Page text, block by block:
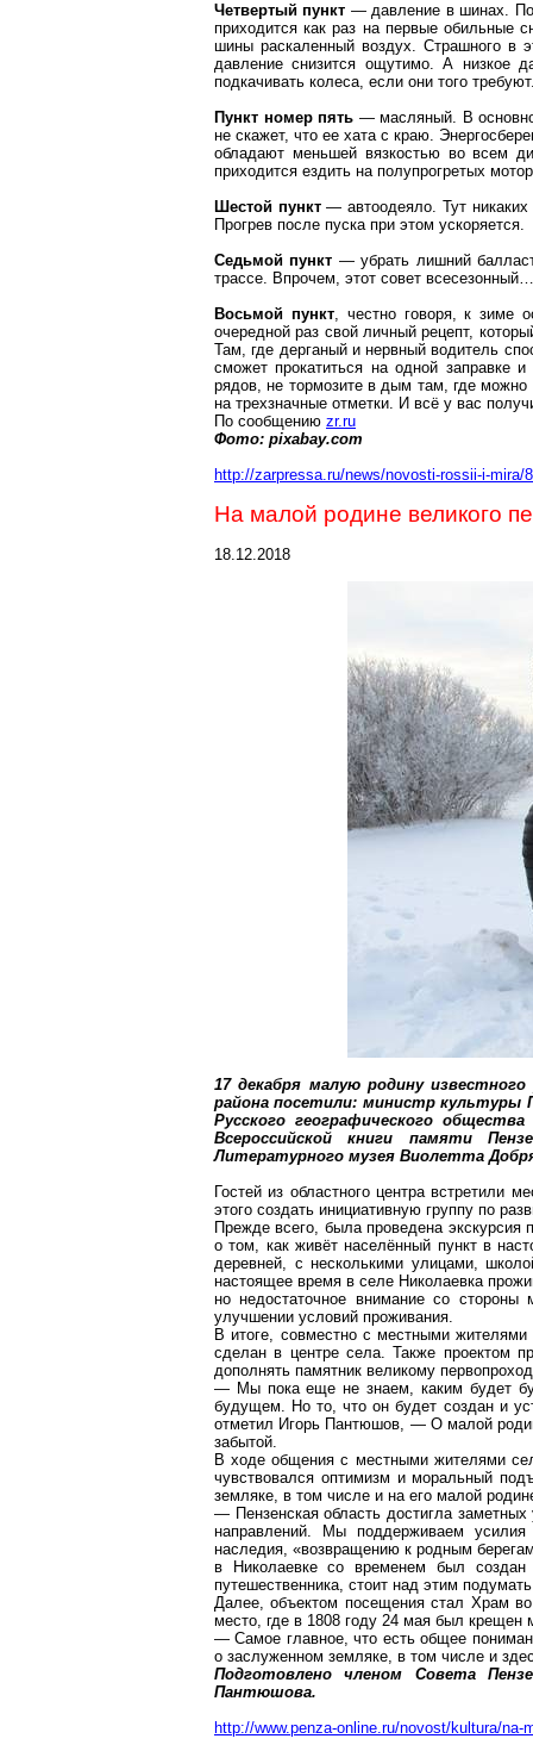
Четвертый пункт — давление в шинах.
приходится как раз на первые обильные
шины раскаленный воздух. Страшного в
давление снизится ощутимо. А низкое
подкачивать колеса, если они того
Пункт номер пять — масляный. В
не скажет, что ее хата с краю.
обладают меньшей вязкостью во всем
приходится ездить на полупрогретых
Шестой пункт—автоодеяло. Тут
Прогрев после пуска при этом ускоряется.
Седьмой пункт — убрать лишний
трассе. Впрочем, этот совет всесезонный…
Восьмой пункт, честно говоря, к зиме
очередной раз свой личный рецепт,
Там, где дерганый и нервный водитель
сможет прокатиться на одной заправке
рядов, не тормозите в дым там, где можно
на трехзначные отметки. И всё у вас
По сообщению zr.ru
Фото: pixabay.com
http://zarpressa.ru/news/novosti-rossii-i-
На малой родине великого
18.12.2018
17 декабря малую родину известного
района посетили: министр культуры
Русского географического
Всероссийской книги памяти
Литературного музея Виолетта
Гостей из областного центра встретили
этого создать инициативную группу по
Прежде всего, была проведена экскурсия
о том, как живёт населённый пункт в
деревней, с несколькими улицами,
настоящее время в селе Николаевка
но недостаточное внимание со стороны
улучшении условий проживания.
В итоге, совместно с местными
сделан в центре села. Также проектом
дополнять памятник великому
— Мы пока еще не знаем, каким будет
будущем. Но то, что он будет создан и
отметил Игорь Пантюшов, — О малой
забытой.
В ходе общения с местными жителями
чувствовался оптимизм и моральный
земляке, в том числе и на его малой
— Пензенская область достигла
направлений. Мы поддерживаем усилия
наследия, «возвращению к родным
в Николаевке со временем был создан
путешественника, стоит над этим
Далее, объектом посещения стал Храм
место, где в 1808 году 24 мая был крещен
— Самое главное, что есть общее
о заслуженном земляке, в том числе и
Подготовлено членом Совета
Пантюшова.
http://www.penza-online.ru/novost/kultura/